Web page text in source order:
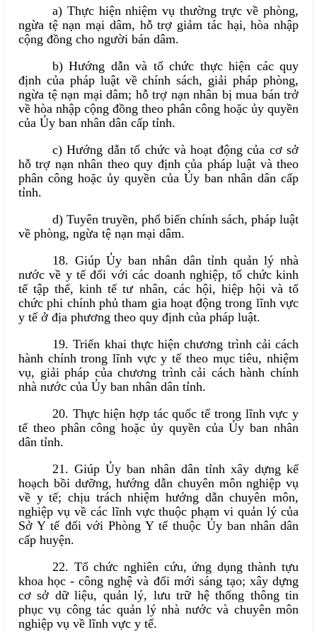
a) Thực hiện nhiệm vụ thường trực về phòng,
ngừa tệ nạn mại dâm, hỗ trợ giảm tác hại, hòa nhập
cộng đồng cho người bán dâm.
b) Hướng dẫn và tổ chức thực hiện các quy
định của pháp luật về chính sách, giải pháp phòng,
ngừa tệ nạn mại dâm; hỗ trợ nạn nhân bị mua bán trở
về hòa nhập cộng đồng theo phân công hoặc ủy quyền
của Ủy ban nhân dân cấp tỉnh.
c) Hướng dẫn tổ chức và hoạt động của cơ sở
hỗ trợ nạn nhân theo quy định của pháp luật và theo
phân công hoặc ủy quyền của Ủy ban nhân dân cấp
tỉnh.
d) Tuyên truyền, phổ biến chính sách, pháp luật
về phòng, ngừa tệ nạn mại dâm.
18. Giúp Ủy ban nhân dân tỉnh quản lý nhà
nước về y tế đối với các doanh nghiệp, tổ chức kinh
tế tập thể, kinh tế tư nhân, các hội, hiệp hội và tổ
chức phi chính phủ tham gia hoạt động trong lĩnh vực
y tế ở địa phương theo quy định của pháp luật.
19. Triển khai thực hiện chương trình cải cách
hành chính trong lĩnh vực y tế theo mục tiêu, nhiệm
vụ, giải pháp của chương trình cải cách hành chính
nhà nước của Ủy ban nhân dân tỉnh.
20. Thực hiện hợp tác quốc tế trong lĩnh vực y
tế theo phân công hoặc ủy quyền của Ủy ban nhân
dân tỉnh.
21. Giúp Ủy ban nhân dân tỉnh xây dựng kế
hoạch bồi dưỡng, hướng dẫn chuyên môn nghiệp vụ
về y tế; chịu trách nhiệm hướng dẫn chuyên môn,
nghiệp vụ về các lĩnh vực thuộc phạm vi quản lý của
Sở Y tế đối với Phòng Y tế thuộc Ủy ban nhân dân
cấp huyện.
22. Tổ chức nghiên cứu, ứng dụng thành tựu
khoa học - công nghệ và đổi mới sáng tạo; xây dựng
cơ sở dữ liệu, quản lý, lưu trữ hệ thống thông tin
phục vụ công tác quản lý nhà nước và chuyên môn
nghiệp vụ về lĩnh vực y tế.